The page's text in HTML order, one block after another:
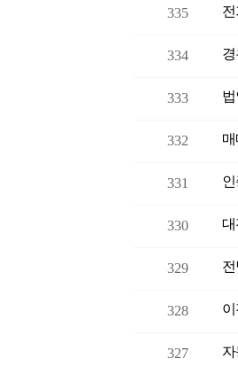
335
334
333
332
331
330 대
329
328
327